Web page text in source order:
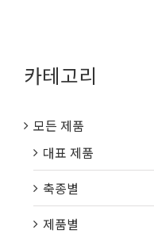
카테고리
모든 제품
대표 제품
축종별
제품별